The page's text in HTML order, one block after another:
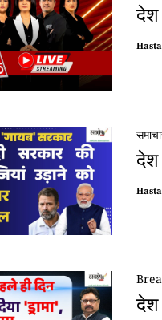
देश
देश
देश